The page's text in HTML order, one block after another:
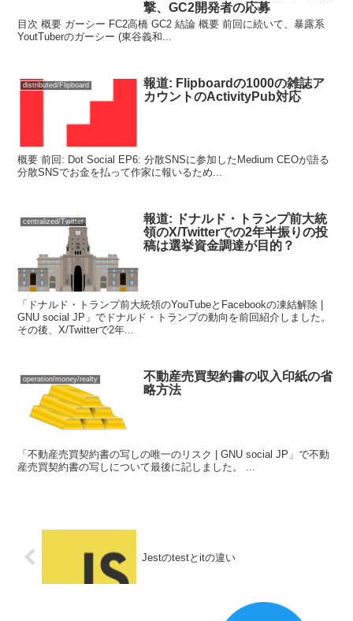
撃、GC2開発者の応募
目次 概要 ガーシー FC2高橋 GC2 結論 概要 前回に続いて、暴露系
YoutTuberのガーシー (東谷義和...
distributed/Flipboard
報道: Flipboardの1000の雑誌ア
カウントのActivityPub対応
概要 前回: Dot Social EP6: 分散SNSに参加したMedium CEOが語る
分散SNSでお金を払って作家に報いるため...
centralized/Twitter
報道: ドナルド・トランプ前大統
領のX/Twitterでの2年半振りの投
稿は選挙資金調達が目的？
「ドナルド・トランプ前大統領のYouTubeとFacebookの凍結解除 |
GNU social JP」でドナルド・トランプの動向を前回紹介しました。
その後、X/Twitterで2年...
operation/money/realty
不動産売買契約書の収入印紙の省
略方法
「不動産売買契約書の写しの唯一のリスク | GNU social JP」で不動
産売買契約書の写しについて最後に記しました。 ...
Jestのtestとitの違い